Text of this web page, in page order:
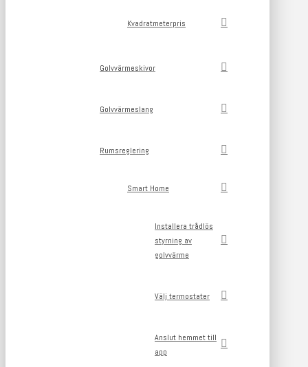
Kvadratmeterpris
Golvvärmeskivor
Golvvärmeslang
Rumsreglering
Smart Home
Installera trådlös
styrning av
golvvärme
Välj termostater
Anslut hemmet till
app